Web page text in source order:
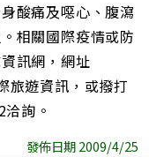
酸痛及噁心、腹瀉
相關國際疫情或防
訊網，網址
遊資訊，或撥打
詢。
發佈日期 2009/4/25